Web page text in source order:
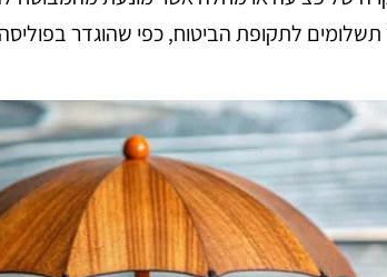
לתקופת הביטוח, כפי שהוגדר